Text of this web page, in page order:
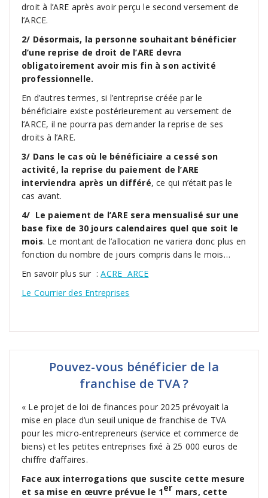
droit à l’ARE après avoir perçu le second versement de
l’ARCE.
2/ Désormais, la personne souhaitant bénéficier
d’une reprise de droit de l’ARE devra
obligatoirement avoir mis fin à son activité
professionnelle.
En d’autres termes, si l’entreprise créée par le
bénéficiaire existe postérieurement au versement de
l’ARCE, il ne pourra pas demander la reprise de ses
droits à l’ARE.
3/ Dans le cas où le bénéficiaire a cessé son
activité, la reprise du paiement de l’ARE
interviendra après un différé, ce qui n’était pas le
cas avant.
4/ Le paiement de l’ARE sera mensualisé sur une
base fixe de 30 jours calendaires quel que soit le
mois. Le montant de l’allocation ne variera donc plus en
fonction du nombre de jours compris dans le mois…
En savoir plus sur :ACRE ARCE
Le Courrier des Entreprises
Pouvez-vous bénéficier de la
franchise de TVA ?
« Le projet de loi de finances pour 2025 prévoyait la
mise en place d’un seuil unique de franchise de TVA
pour les micro-entrepreneurs (service et commerce de
biens) et les petites entreprises fixé à 25 000 euros de
chiffre d’affaires.
Face aux interrogations que suscite cette mesure
et sa mise en œuvre prévue le 1er mars, cette